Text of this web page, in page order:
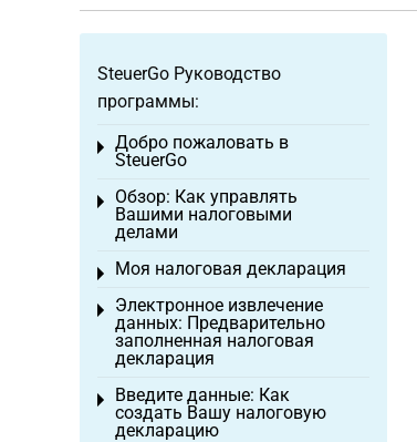
SteuerGo Руководство
программы:
Добро пожаловать в
SteuerGo
Toggle menu
Обзор: Как управлять
Вашими налоговыми
делами
Toggle menu
Моя налоговая декларация
Toggle menu
Электронное извлечение
данных: Предварительно
заполненная налоговая
декларация
Toggle menu
Введите данные: Как
создать Вашу налоговую
декларацию
Toggle menu